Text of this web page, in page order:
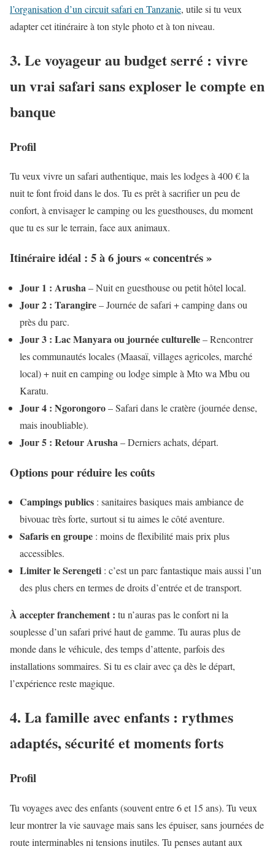
l’organisation d’un circuit safari en Tanzanie, utile si tu veux
adapter cet itinéraire à ton style photo et à ton niveau.
3. Le voyageur au budget serré : vivre
un vrai safari sans exploser le compte en
banque
Profil
Tu veux vivre un safari authentique, mais les lodges à 400 € la
nuit te font froid dans le dos. Tu es prêt à sacrifier un peu de
confort, à envisager le camping ou les guesthouses, du moment
que tu es sur le terrain, face aux animaux.
Itinéraire idéal : 5 à 6 jours « concentrés »
Jour 1 : Arusha– Nuit en guesthouse ou petit hôtel local.
Jour 2 : Tarangire– Journée de safari + camping dans ou
près du parc.
Jour 3 : Lac Manyara ou journée culturelle– Rencontrer
les communautés locales (Maasaï, villages agricoles, marché
local) + nuit en camping ou lodge simple à Mto wa Mbu ou
Karatu.
Jour 4 : Ngorongoro– Safari dans le cratère (journée dense,
mais inoubliable).
Jour 5 : Retour Arusha– Derniers achats, départ.
Options pour réduire les coûts
Campings publics : sanitaires basiques mais ambiance de
bivouac très forte, surtout si tu aimes le côté aventure.
Safaris en groupe : moins de flexibilité mais prix plus
accessibles.
Limiter le Serengeti : c’est un parc fantastique mais aussi l’un
des plus chers en termes de droits d’entrée et de transport.
À accepter franchement : tu n’auras pas le confort ni la
souplesse d’un safari privé haut de gamme. Tu auras plus de
monde dans le véhicule, des temps d’attente, parfois des
installations sommaires. Si tu es clair avec ça dès le départ,
l’expérience reste magique.
4. La famille avec enfants : rythmes
adaptés, sécurité et moments forts
Profil
Tu voyages avec des enfants (souvent entre 6 et 15 ans). Tu veux
leur montrer la vie sauvage mais sans les épuiser, sans journées de
route interminables ni tensions inutiles. Tu penses autant aux